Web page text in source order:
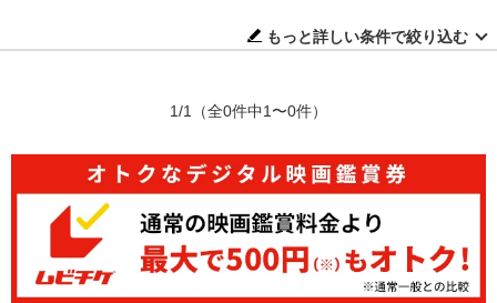
もっと詳しい条件で絞り込む
1/1 （全0件中1〜0件）